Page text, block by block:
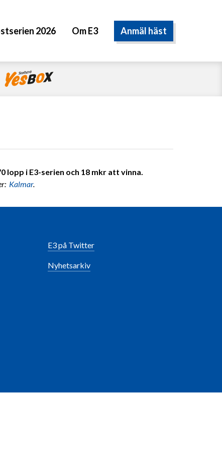
2026 Om E3 Anmäl häst
i E3-serien och 18 mkr att vinna.
Kalmar.
E3 på Twitter
Nyhetsarkiv